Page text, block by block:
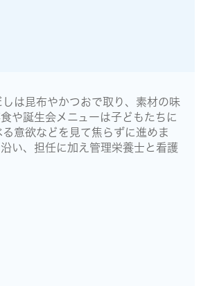
は昆布やかつおで取り、素材の味
や誕生会メニューは子どもたちに
意欲などを見て焦らずに進めま
い、担任に加え管理栄養士と看護